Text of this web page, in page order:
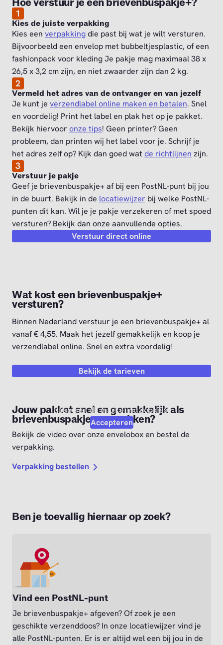
Hoe verstuur je een brievenbuspakje+?
1
Kies de juiste verpakking
Kies een verpakkingdie past bij wat je wilt versturen.
Bijvoorbeeld een envelop met bubbeltjesplastic, of een
fashionpack voor kleding Je pakje mag maximaal 38 x
26,5 x 3,2 cm zijn, en niet zwaarder zijn dan 2 kg.
2
Vermeld het adres van de ontvanger en van jezelf
Je kunt je verzendlabel online maken en betalen. Snel
en voordelig! Print het label en plak het op je pakket.
Bekijk hiervoor onze tips! Geen printer? Geen
probleem, dan printen wij het label voor je. Schrijf je
het adres zelf op? Kijk dan goed wat de richtlijnen zijn.
3
Verstuur je pakje
Geef je brievenbuspakje+ af bij een PostNL-punt bij jou
in de buurt. Bekijk in de locatiewijzer bij welke PostNL-
punten dit kan. Wil je je pakje verzekeren of met spoed
versturen? Bekijk dan onze aanvullende opties.
Verstuur direct online
Wat kost een brievenbuspakje+
versturen?
Binnen Nederland verstuur je een brievenbuspakje+ al
vanaf € 4,55. Maak het jezelf gemakkelijk en koop je
verzendlabel online. Snel en extra voordelig!
Bekijk de tarieven
gaan met de marketing cookies.
Accepteren
Jouw pakket snel en gemakkelijk als
brievenbuspakje+ verpakken?
Bekijk de video over onze envelobox en bestel de
verpakking.
Verpakking bestellen
Ben je toevallig hiernaar op zoek?
Vind een PostNL-punt
Je brievenbuspakje+ afgeven? Of zoek je een
geschikte verzenddoos? In onze locatiewijzer vind je
alle PostNL-punten. Er is er altijd wel een bij jou in de